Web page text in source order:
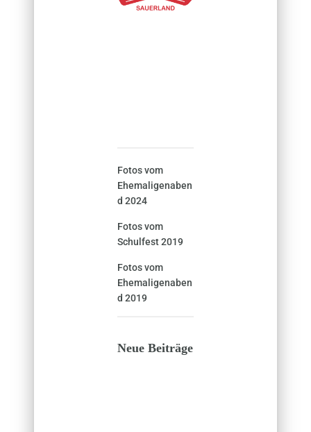
Fotos vom
Ehemaligenaben
d 2024
Fotos vom
Schulfest 2019
Fotos vom
Ehemaligenaben
d 2019
Neue Beiträge